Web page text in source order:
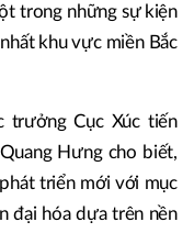
trong những sự kiện
khu vực miền Bắc
trưởng Cục Xúc tiến
Hưng cho biết,
triển mới với mục
đại hóa dựa trên nền